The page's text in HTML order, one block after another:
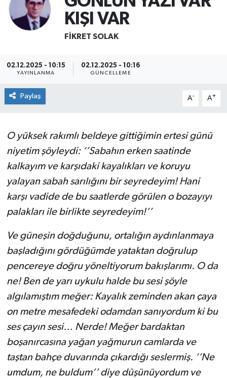
KIŞI VAR
FIKRET SOLAK
02.12.2025 - 10:15
YAYINLANMA
02.12.2025 - 10:16
GÜNCELLEME
Paylaş A- A+
O yüksek rakımlı beldeye gittiğimin ertesi günü
niyetim şöyleydi: ‘’Sabahın erken saatinde
kalkayım ve karşıdaki kayalıkları ve koruyu
yalayan sabah sarılığını bir seyredeyim! Hani
karşı vadide de bu saatlerde görülen o bozayıyı
palakları ile birlikte seyredeyim!’’
Ve güneşin doğduğunu, ortalığın aydınlanmaya
başladığını gördüğümde yataktan doğrulup
pencereye doğru yöneltiyorum bakışlarımı. O da
ne! Ben de yarı uykulu halde bu sesi şöyle
algılamıştım meğer: Kayalık zeminden akan çaya
on metre mesafedeki odamdan sanıyordum ki bu
ses çayın sesi… Nerde! Meğer bardaktan
boşanırcasına yağan yağmurun camlarda ve
taştan bahçe duvarında çıkardığı seslermiş. ‘’Ne
umdum, ne buldum’’ diye düşünüyordum ve
ASAYİŞ
ULUSAL
İLÇELERİMİZ
RESMİ İLAN
Son Dakika Haberleri